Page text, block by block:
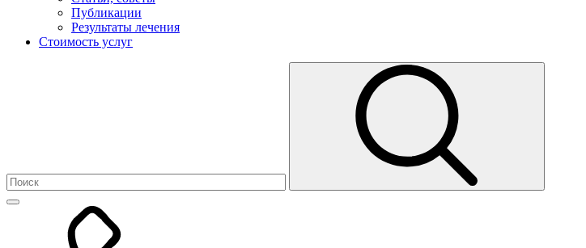
Публикации
Результаты лечения
Стоимость услуг